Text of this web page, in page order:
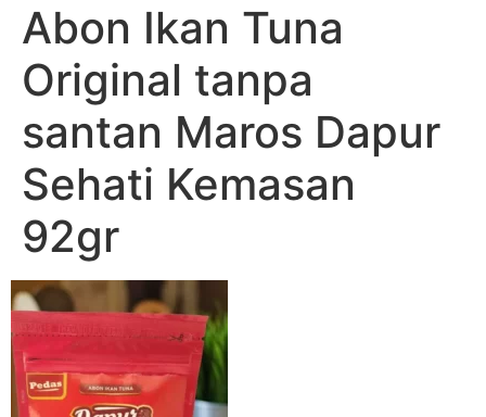
Abon Ikan Tuna
Original tanpa
santan Maros Dapur
Sehati Kemasan
92gr